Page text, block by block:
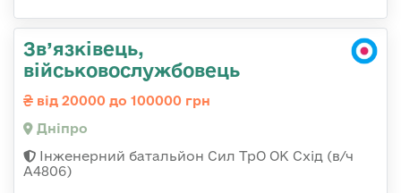
Зв’язківець,
військовослужбовець
від 20000 до 100000 грн
Дніпро
Інженерний батальйон Сил ТрО ОК Схід (в/ч
А4806)